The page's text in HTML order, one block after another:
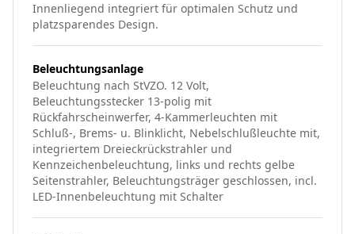
Innenliegend integriert für optimalen Schutz und
platzsparendes Design.
Beleuchtungsanlage
Beleuchtung nach StVZO. 12 Volt,
Beleuchtungsstecker 13-polig mit
Rückfahrscheinwerfer, 4-Kammerleuchten mit
Schluß-, Brems- u. Blinklicht, Nebelschlußleuchte mit,
integriertem Dreieckrückstrahler und
Kennzeichenbeleuchtung, links und rechts gelbe
Seitenstrahler, Beleuchtungsträger geschlossen, incl.
LED-Innenbeleuchtung mit Schalter